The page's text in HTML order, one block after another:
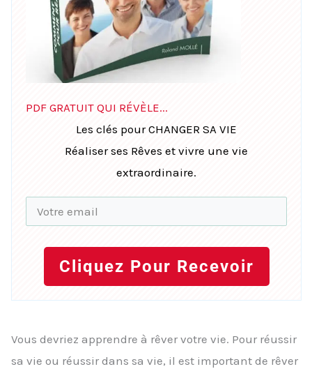
PDF GRATUIT QUI RÉVÈLE...
Les clés pour CHANGER SA VIE
Réaliser ses Rêves et vivre une vie
extraordinaire.
Cliquez Pour Recevoir
Vous devriez apprendre à rêver votre vie. Pour réussir
sa vie ou réussir dans sa vie, il est important de rêver